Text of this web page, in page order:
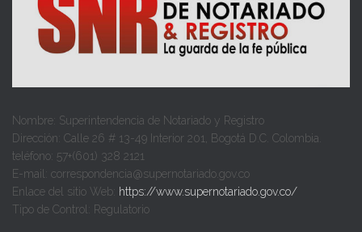
Nombre: Superintendencia de Notariado y Registro
Dirección: Calle 26 # 13-49 Interior 201, Bogotá D.C. Colombia.
teléfono: 57+(601) 328 2121
E-mail: correspondencia@supernotariado.gov.co
Enlace del sitio Web: https://www.supernotariado.gov.co/
Tipo de Control: Regulatorio